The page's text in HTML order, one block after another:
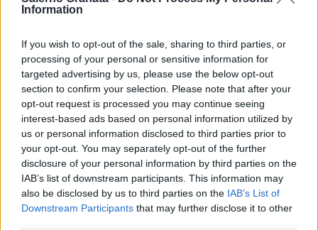
Information
If you wish to opt-out of the sale, sharing to third parties, or
processing of your personal or sensitive information for
targeted advertising by us, please use the below opt-out
section to confirm your selection. Please note that after your
opt-out request is processed you may continue seeing
interest-based ads based on personal information utilized by
us or personal information disclosed to third parties prior to
your opt-out. You may separately opt-out of the further
disclosure of your personal information by third parties on the
IAB’s list of downstream participants. This information may
also be disclosed by us to third parties on the IAB’s List of
Downstream Participants that may further disclose it to other